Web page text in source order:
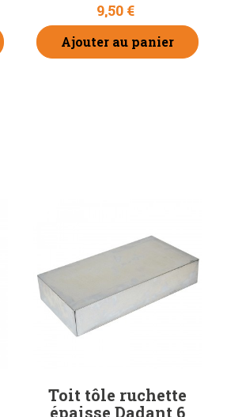
9,50 €
Ajouter au panier
Toit tôle ruchette
épaisse Dadant 6